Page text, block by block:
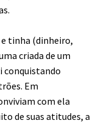
e tinha (dinheiro,
criada de um
conquistando
Em
com ela
de suas atitudes, a